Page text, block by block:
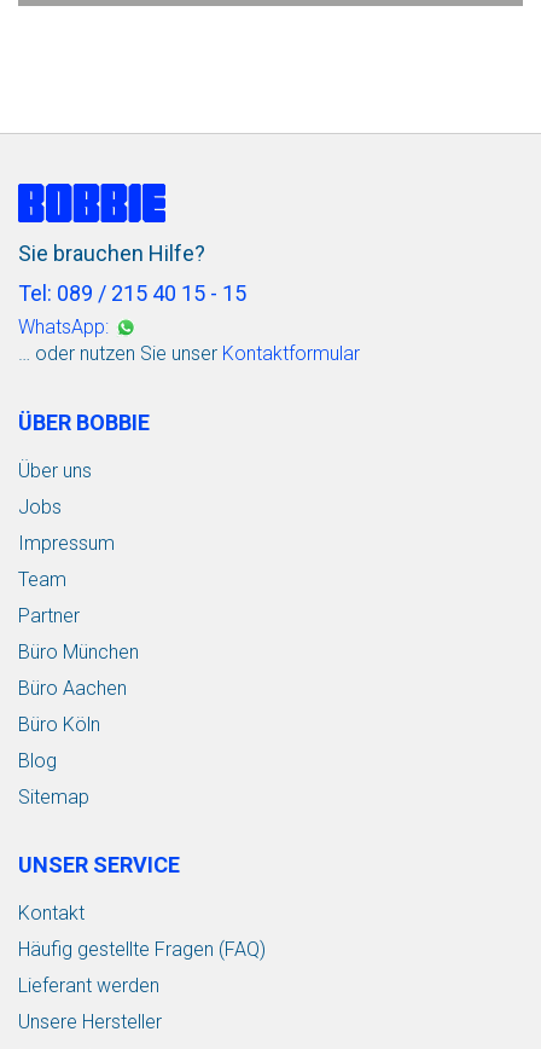
Sie brauchen Hilfe?
Tel: 089 / 215 40 15 - 15
WhatsApp:
… oder nutzen Sie unser Kontaktformular
ÜBER BOBBIE
Über uns
Jobs
Impressum
Team
Partner
Büro München
Büro Aachen
Büro Köln
Blog
Sitemap
UNSER SERVICE
Kontakt
Häufig gestellte Fragen (FAQ)
Lieferant werden
Unsere Hersteller